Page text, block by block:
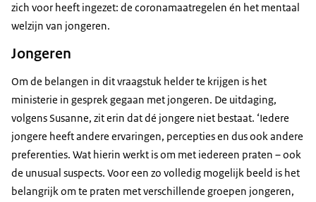
zich voor heeft ingezet: de coronamaatregelen én het mentaal
welzijn van jongeren.
Jongeren
Om de belangen in dit vraagstuk helder te krijgen is het
ministerie in gesprek gegaan met jongeren. De uitdaging,
volgens Susanne, zit erin dat dé jongere niet bestaat. ‘Iedere
jongere heeft andere ervaringen, percepties en dus ook andere
preferenties. Wat hierin werkt is om met iedereen praten – ook
de unusual suspects. Voor een zo volledig mogelijk beeld is het
belangrijk om te praten met verschillende groepen jongeren,